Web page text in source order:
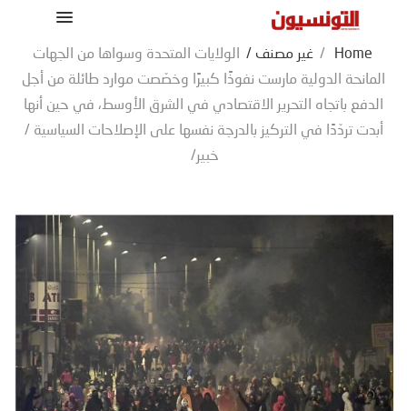
Home
/ غير مصنف /
الولايات المتحدة وسواها من الجهات
المانحة الدولية مارست نفوذًا كبيرًا وخصّصت موارد طائلة من أجل
الدفع باتجاه التحرير الاقتصادي في الشرق الأوسط، في حين أنها
أبدت تردّدًا في التركيز بالدرجة نفسها على الإصلاحات السياسية /
خبير/